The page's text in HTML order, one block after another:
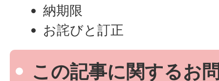
納期限
お詫びと訂正
この記事に関するお